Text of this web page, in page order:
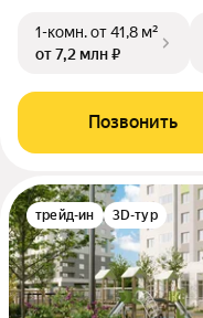
1-комн.от 41,8 м²
от 7,2 млн ₽
Позвонить
трейд-ин 3D-тур